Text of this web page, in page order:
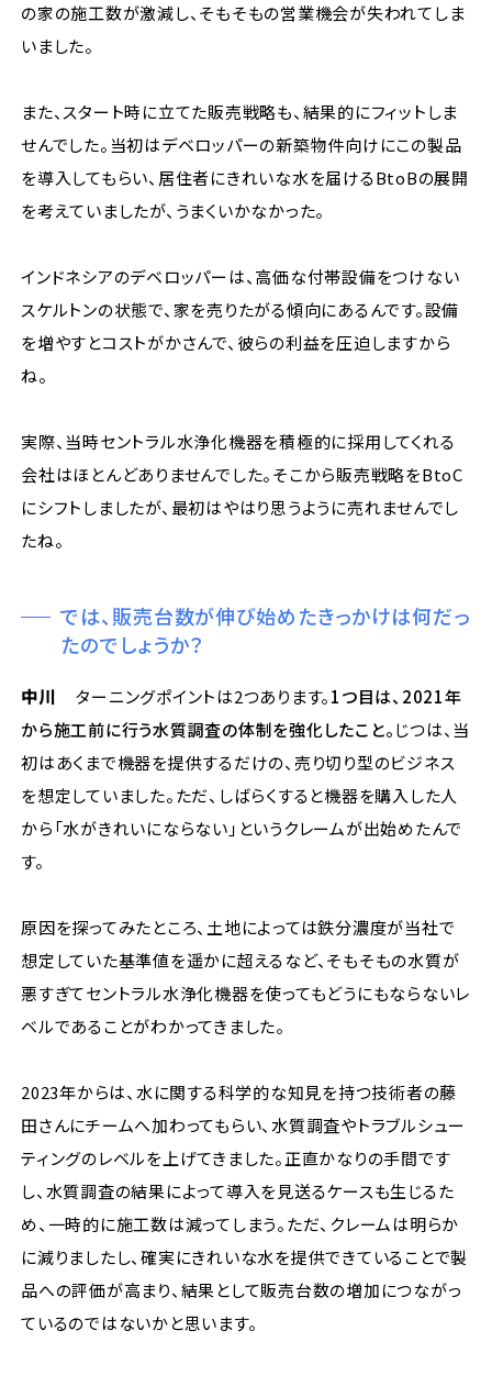
の家の施工数が激減し、そもそもの営業機会が失われてしま
いました。
また、スタート時に立てた販売戦略も、結果的にフィットしま
せんでした。当初はデベロッパーの新築物件向けにこの製品
を導入してもらい、居住者にきれいな水を届けるBtoBの展開
を考えていましたが、うまくいかなかった。
インドネシアのデベロッパーは、高価な付帯設備をつけない
スケルトンの状態で、家を売りたがる傾向にあるんです。設備
を増やすとコストがかさんで、彼らの利益を圧迫しますから
ね。
実際、当時セントラル水浄化機器を積極的に採用してくれる
会社はほとんどありませんでした。そこから販売戦略をBtoC
にシフトしましたが、最初はやはり思うように売れませんでし
たね。
では、販売台数が伸び始めたきっかけは何だっ
たのでしょうか？
中川 ターニングポイントは2つあります。1つ目は、2021年
から施工前に行う水質調査の体制を強化したこと。じつは、当
初はあくまで機器を提供するだけの、売り切り型のビジネス
を想定していました。ただ、しばらくすると機器を購入した人
から「水がきれいにならない」というクレームが出始めたんで
す。
原因を探ってみたところ、土地によっては鉄分濃度が当社で
想定していた基準値を遥かに超えるなど、そもそもの水質が
悪すぎてセントラル水浄化機器を使ってもどうにもならないレ
ベルであることがわかってきました。
2023年からは、水に関する科学的な知見を持つ技術者の藤
田さんにチームへ加わってもらい、水質調査やトラブルシュー
ティングのレベルを上げてきました。正直かなりの手間です
し、水質調査の結果によって導入を見送るケースも生じるた
め、一時的に施工数は減ってしまう。ただ、クレームは明らか
に減りましたし、確実にきれいな水を提供できていることで製
品への評価が高まり、結果として販売台数の増加につながっ
ているのではないかと思います。